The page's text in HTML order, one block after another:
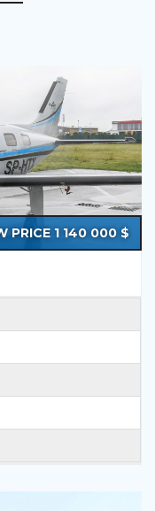
PRICE 1 140 000 $